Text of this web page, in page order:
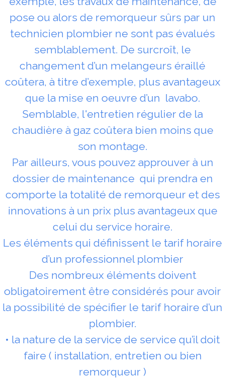
pose ou alors de remorqueur sûrs par un
technicien plombier ne sont pas évalués
semblablement. De surcroît, le
changement d’un melangeurs éraillé
coûtera, à titre d’exemple, plus avantageux
que la mise en oeuvre d’un lavabo.
Semblable, l'entretien régulier de la
chaudière à gaz coûtera bien moins que
son montage.
Par ailleurs, vous pouvez approuver à un
dossier de maintenance qui prendra en
comporte la totalité de remorqueur et des
innovations à un prix plus avantageux que
celui du service horaire.
Les éléments qui définissent le tarif horaire
d’un professionnel plombier
Des nombreux éléments doivent
obligatoirement être considérés pour avoir
la possibilité de spécifier le tarif horaire d’un
plombier.
• la nature de la service de service qu’il doit
faire ( installation, entretien ou bien
remorqueur )